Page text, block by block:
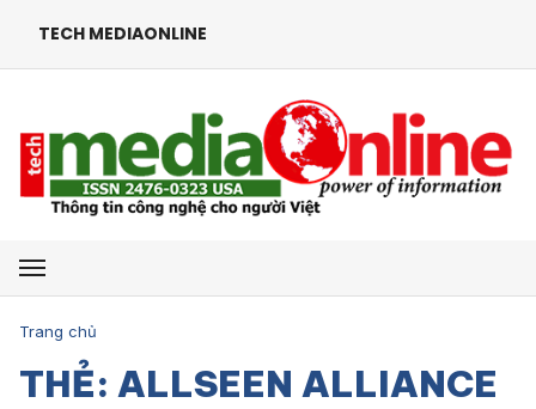
TECH MEDIAONLINE
Mở menu
Trang chủ
THẺ: ALLSEEN ALLIANCE